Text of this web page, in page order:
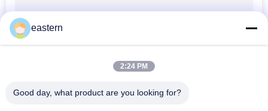
작은 유리제 작은 유
리병
eastern
2:24 PM
Good day, what product are you looking for?